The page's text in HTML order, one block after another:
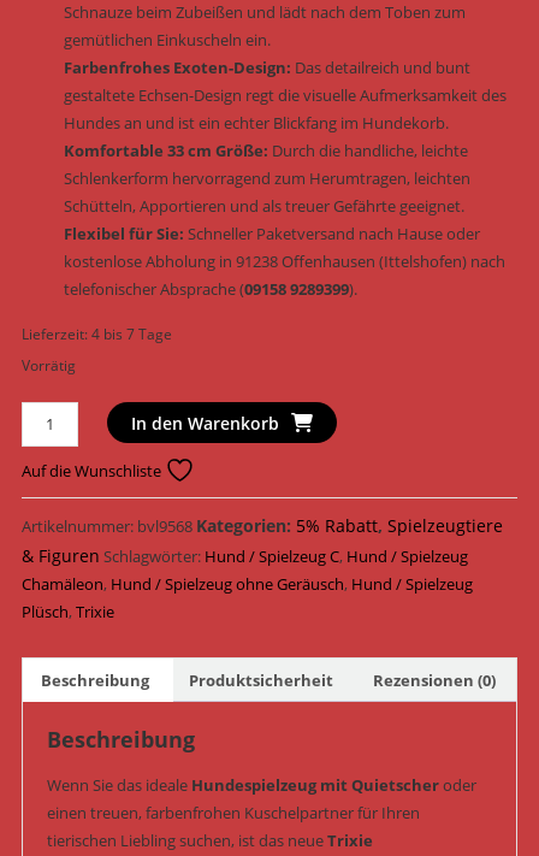
Schnauze beim Zubeißen und lädt nach dem Toben zum
gemütlichen Einkuscheln ein.
Farbenfrohes Exoten-Design: Das detailreich und bunt
gestaltete Echsen-Design regt die visuelle Aufmerksamkeit des
Hundes an und ist ein echter Blickfang im Hundekorb.
Komfortable 33 cm Größe: Durch die handliche, leichte
Schlenkerform hervorragend zum Herumtragen, leichten
Schütteln, Apportieren und als treuer Gefährte geeignet.
Flexibel für Sie: Schneller Paketversand nach Hause oder
kostenlose Abholung in 91238 Offenhausen (Ittelshofen) nach
telefonischer Absprache (09158 9289399).
Lieferzeit:4 bis 7 Tage
Vorrätig
Trixie
Hundespielzeug
Chamäleon
Plüsch
&
Geräusch
33
cm
Nr.
35259)
In den Warenkorb
Auf die Wunschliste
Artikelnummer: bvl9568 Kategorien: 5% Rabatt, Spielzeugtiere
& Figuren Schlagwörter: Hund / Spielzeug C, Hund / Spielzeug
Chamäleon, Hund / Spielzeug ohne Geräusch, Hund / Spielzeug
Plüsch,Trixie
Beschreibung Produktsicherheit Rezensionen (0)
Beschreibung
Wenn Sie das ideale Hundespielzeug mit Quietscheroder
einen treuen, farbenfrohen Kuschelpartner für Ihren
tierischen Liebling suchen, ist das neueTrixie